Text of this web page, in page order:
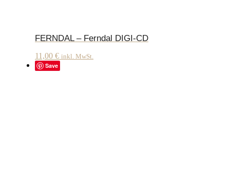
FERNDAL – Ferndal DIGI-CD
11,00 € inkl. MwSt.
Save